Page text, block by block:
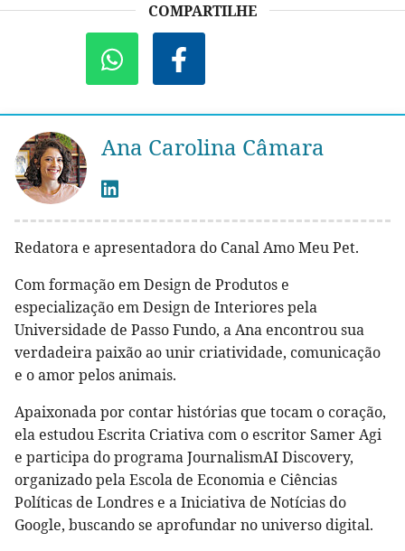
COMPARTILHE
Ana Carolina Câmara
Redatora e apresentadora do Canal Amo Meu Pet.
Com formação em Design de Produtos e
especialização em Design de Interiores pela
Universidade de Passo Fundo, a Ana encontrou sua
verdadeira paixão ao unir criatividade, comunicação
e o amor pelos animais.
Apaixonada por contar histórias que tocam o coração,
ela estudou Escrita Criativa com o escritor Samer Agi
e participa do programa JournalismAI Discovery,
organizado pela Escola de Economia e Ciências
Políticas de Londres e a Iniciativa de Notícias do
Google, buscando se aprofundar no universo digital.